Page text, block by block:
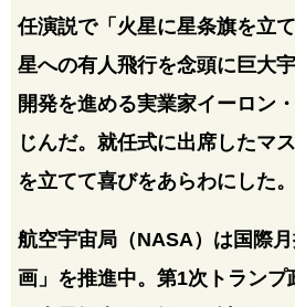
任演説で「火星に星条旗を立
星への有人飛行を念頭に巨大
開発を進める実業家イーロン
じんだ。就任式に出席したマ
を立てて喜びをあらわにした。
航空宇宙局（NASA）は国際
画」を推進中。第1次トラン